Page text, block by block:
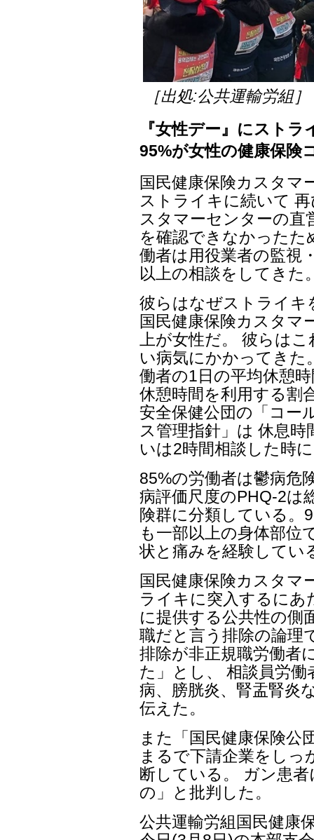
［出処:公共運輸労組］
『女性デー』にスト
95%が女性の健康保険
国民健康保険カスタマ
ストライキに続いて
スタマーセンターの直
を確認できなかったた
働者は用役業者の監視
以上の相談をしてきた
彼らはなぜストライ
国民健康保険カスタマ
上が女性だ。 彼らは
い病気にかかってきた
働者の1日の平均休憩
休憩時間を利用する割
安全保健公団の「コー
ス管理指針」は 休息
いは2時間相談した時
85%の労働者は鬱病危
病評価尺度のPHQ-2は
険群に分類している。
も一部以上の身体部位
状と痛みを経験してい
国民健康保険カスタマ
ライキに突入するにあ
に提供する公共性の側
職だと言う排除の論理
排除が非正規職労働者
た」とし、 相談員労働
病、膀胱炎、腎盂腎炎
伝えた。
また「国民健康保険公
まるで下請企業をしっ
断している。 ガン患
の」と批判した。
公共運輸労組国民健康